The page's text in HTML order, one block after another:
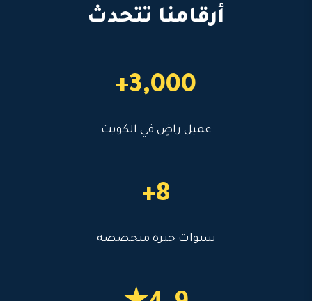
أرقامنا تتحدث
3,000+
عميل راضٍ في الكويت
8+
سنوات خبرة متخصصة